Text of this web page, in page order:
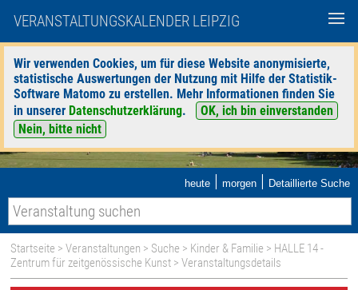
VERANSTALTUNGSKALENDER LEIPZIG
Wir verwenden Cookies, um für diese Website anonymisierte,
statistische Auswertungen der Nutzung mit Hilfe der Statistik-
Software Matomo zu erstellen. Mehr Informationen finden Sie
in unserer Datenschutzerklärung.
OK, ich bin einverstanden
Nein, bitte nicht
heute | morgen | Detaillierte Suche
Startseite >Veranstaltungen > Suche > Kinder & Familie > HALLE 14 -
Zentrum für zeitgenössische Kunst > Veranstaltungsdetails